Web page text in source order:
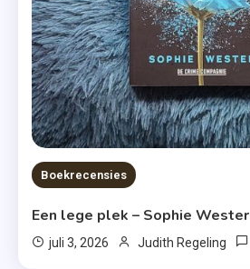
Boekrecensies
Een lege plek – Sophie Wester
juli 3, 2026 Judith Regeling